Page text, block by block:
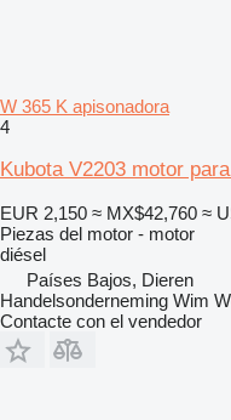
W 365 K apisonadora
4
Kubota V2203 motor
EUR 2,150 ≈ MX$42,760 ≈
Piezas del motor - motor
diésel
Países Bajos, Dieren
Handelsonderneming Wim
Contacte con el vendedor